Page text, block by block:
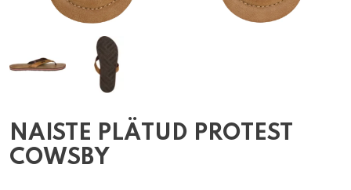
NAISTE PLÄTUD PROTEST
COWSBY